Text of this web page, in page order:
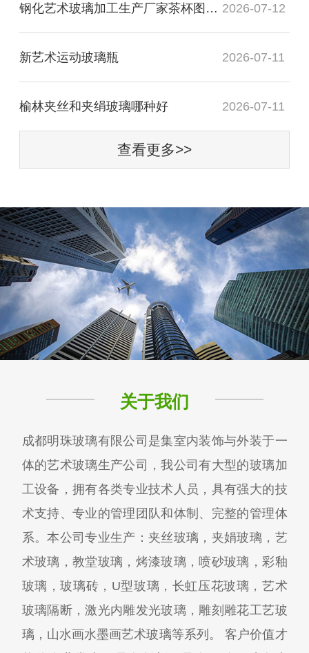
钢化艺术玻璃加工生产厂家茶杯图片高清 2026-07-12
新艺术运动玻璃瓶 2026-07-11
榆林夹丝和夹绢玻璃哪种好 2026-07-11
查看更多>>
关于我们
成都明珠玻璃有限公司是集室内装饰与外装于一
体的艺术玻璃生产公司，我公司有大型的玻璃加
工设备，拥有各类专业技术人员，具有强大的技
术支持、专业的管理团队和体制、完整的管理体
系。本公司专业生产：夹丝玻璃，夹娟玻璃，艺
术玻璃，教堂玻璃，烤漆玻璃，喷砂玻璃，彩釉
玻璃，玻璃砖，U型玻璃，长虹压花玻璃，艺术
玻璃隔断，激光内雕发光玻璃，雕刻雕花工艺玻
璃，山水画水墨画艺术玻璃等系列。 客户价值才